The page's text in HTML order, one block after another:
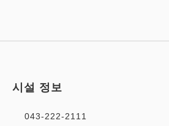
시설 정보
043-222-2111